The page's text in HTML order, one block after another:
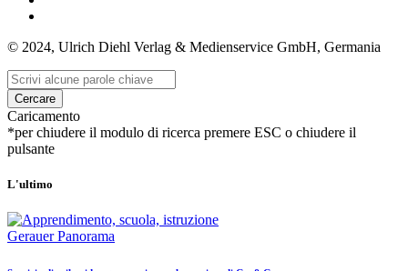
© 2024, Ulrich Diehl Verlag & Medienservice GmbH, Germania
Cercare
Caricamento
*per chiudere il modulo di ricerca premere ESC o chiudere il
pulsante
L'ultimo
Gerauer Panorama